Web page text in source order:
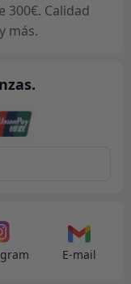
300€. Calidad
más.
E-mail